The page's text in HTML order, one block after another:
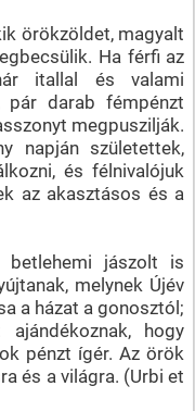
örökzöldet, magyalt
Ha férfi az
itallal és valami
pár darab fémpénzt
megpuszilják.
napján születettek,
és félnivalójuk
az akasztásos és a
betlehemi jászolt is
melynek Újév
a házat a gonosztól;
hogy
pénzt ígér. Az örök
és a világra. (Urbi et